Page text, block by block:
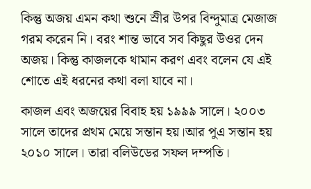
কিন্তু অজয় এমন কথা শুনে স্রীর উপর বিন্দুমাত্র মেজাজ
গরম করেন নি। বরং শান্ত ভাবে সব কিছুর উওর দেন
অজয়। কিন্তু কাজলকে থামান করণ এবং বলেন যে এই
শোতে এই ধরনের কথা বলা যাবে না।
কাজল এবং অজয়ের বিবাহ হয় ১৯৯৯ সালে। ২০০৩
সালে তাদের প্রথম মেয়ে সন্তান হয়।আর পুএ সন্তান হয়
২০১০ সালে। তারা বলিউডের সফল দম্পতি।